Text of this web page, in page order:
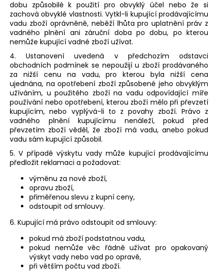
dobu způsobilé k použití pro obvyklý účel nebo že si
zachová obvyklé vlastnosti. Vytkl-li kupující prodávajícímu
vadu zboží oprávněně, neběží lhůta pro uplatnění práv z
vadného plnění ani záruční doba po dobu, po kterou
nemůže kupující vadné zboží užívat.
4. Ustanovení uvedená v předchozím odstavci
obchodních podmínek se nepoužijí u zboží prodávaného
za nižší cenu na vadu, pro kterou byla nižší cena
ujednána, na opotřebení zboží způsobené jeho obvyklým
užíváním, u použitého zboží na vadu odpovídající míře
používání nebo opotřebení, kterou zboží mělo při převzetí
kupujícím, nebo vyplývá-li to z povahy zboží. Právo z
vadného plnění kupujícímu nenáleží, pokud před
převzetím zboží věděl, že zboží má vadu, anebo pokud
vadu sám kupující způsobil.
5. V případě výskytu vady může kupující prodávajícímu
předložit reklamaci a požadovat:
výměnu za nové zboží,
opravu zboží,
přiměřenou slevu z kupní ceny,
odstoupit od smlouvy.
6. Kupující má právo odstoupit od smlouvy:
pokud má zboží podstatnou vadu,
pokud nemůže věc řádně užívat pro opakovaný
výskyt vady nebo vad po opravě,
při větším počtu vad zboží.